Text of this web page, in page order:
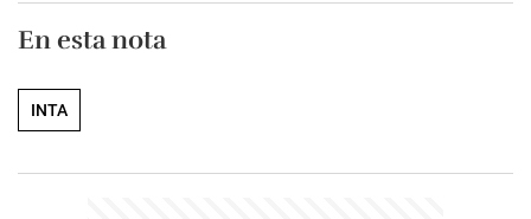
En esta nota
INTA